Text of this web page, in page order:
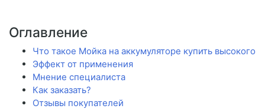
Оглавление
Что такое Мойка на аккумуляторе купить высокого
Эффект от применения
Мнение специалиста
Как заказать?
Отзывы покупателей